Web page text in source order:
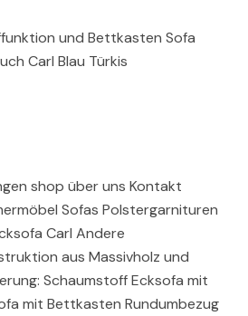
und Bettkasten Sofa
Carl Blau Türkis
shop über uns Kontakt
Sofas Polstergarnituren
Carl Andere
aus Massivholz und
Schaumstoff Ecksofa mit
mit Bettkasten Rundumbezug